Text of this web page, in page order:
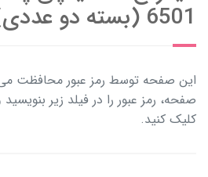
6501 (بسته دو عددی) مشکی
این صفحه توسط رمز عبور محافظت
صفحه، رمز عبور را در فیلد زیر
کلیک کنید.